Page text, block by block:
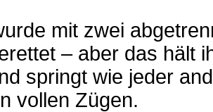
mit zwei
– aber das hält
springt wie jeder
vollen Zügen.